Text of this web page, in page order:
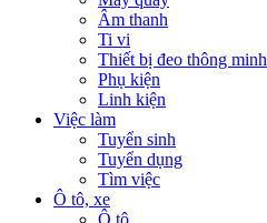
Âm thanh
Ti vi
Thiết bị đeo thông minh
Phụ kiện
Linh kiện
Việc làm
Tuyển sinh
Tuyển dụng
Tìm việc
Ô tô, xe
Ô tô